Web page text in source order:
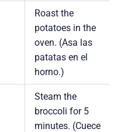
Roast the
potatoes in the
oven. (Asa las
patatas en el
horno.)
Steam the
broccoli for 5
minutes. (Cuece